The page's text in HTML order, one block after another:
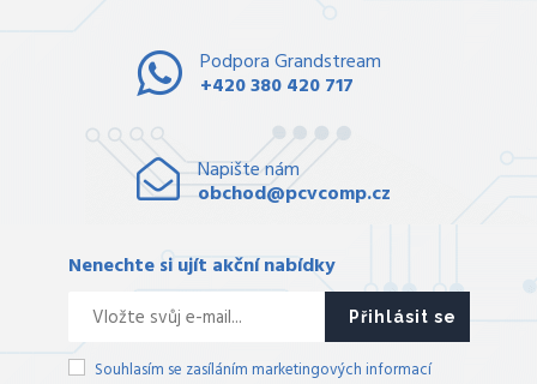
Podpora Grandstream
+420 380 420 717
Napište nám
obchod@pcvcomp.cz
Nenechte si ujít akční nabídky
Přihlásit se
Souhlasím se zasíláním marketingových informací